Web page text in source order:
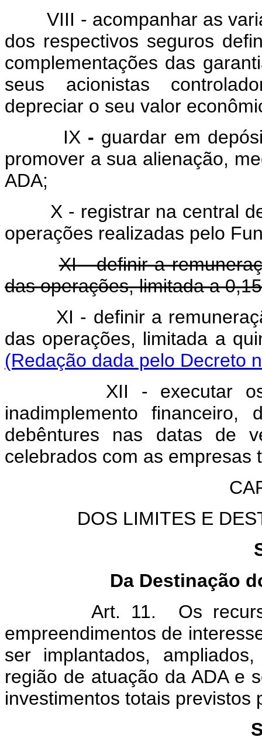
VIII - acompanhar as
dos respectivos seguros
complementações das
seus acionistas
depreciar o seu valor
IX - guardar em
promover a sua alienação,
ADA;
X - registrar na central de
operações realizadas pelo
XI - definir a
das operações, limitada a
XI - definir a
das operações, limitada a
(Redação dada pelo Decreto
XII - executar os
inadimplemento financeiro,
debêntures nas datas de
celebrados com as empresas
DOS LIMITES E
Da Destinação
Art. 11.
Os
empreendimentos de
ser implantados,
região de atuação da ADA e
investimentos totais previstos